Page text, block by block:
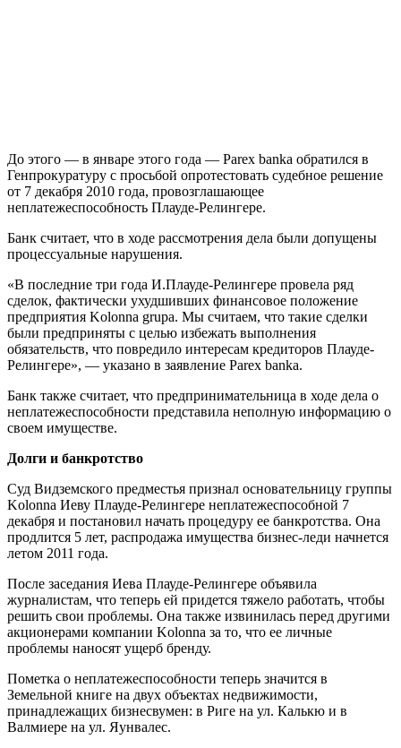
До этого — в январе этого года — Parex banka обратился в
Генпрокуратуру с просьбой опротестовать судебное решение
от 7 декабря 2010 года, провозглашающее
неплатежеспособность Плауде-Релингере.
Банк считает, что в ходе рассмотрения дела были допущены
процессуальные нарушения.
«В последние три года И.Плауде-Релингере провела ряд
сделок, фактически ухудшивших финансовое положение
предприятия Kolonna grupa. Мы считаем, что такие сделки
были предприняты с целью избежать выполнения
обязательств, что повредило интересам кредиторов Плауде-
Релингере», — указано в заявление Parex banka.
Банк также считает, что предпринимательница в ходе дела о
неплатежеспособности представила неполную информацию о
своем имуществе.
Долги и банкротство
Cуд Видземского предместья признал основательницу группы
Kolonna Иеву Плауде-Релингере неплатежеспособной 7
декабря и постановил начать процедуру ее банкротства. Она
продлится 5 лет, распродажа имущества бизнес-леди начнется
летом 2011 года.
После заседания Иева Плауде-Релингере объявила
журналистам, что теперь ей придется тяжело работать, чтобы
решить свои проблемы. Она также извинилась перед другими
акционерами компании Kolonna за то, что ее личные
проблемы наносят ущерб бренду.
Пометка о неплатежеспособности теперь значится в
Земельной книге на двух объектах недвижимости,
принадлежащих бизнесвумен: в Риге на ул. Калькю и в
Валмиере на ул. Яунвалес.